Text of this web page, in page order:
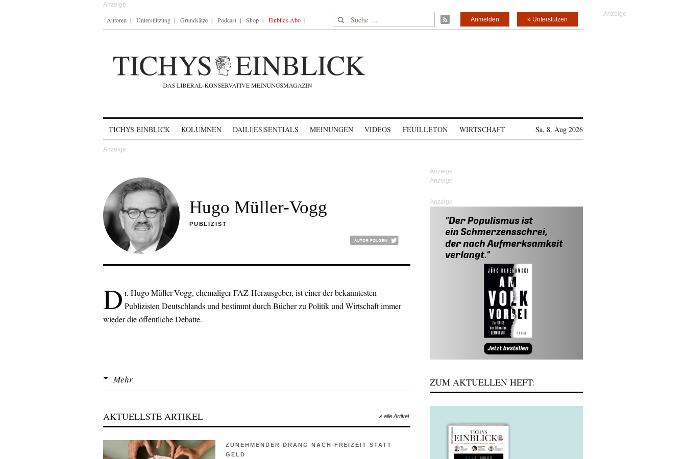
Autoren Unterstützung Grundsätze Podcast Shop Einblick-Abo Suche nach: » Unterstützen
Anmelden
TICHYS EINBLICK KOLUMNEN DAILI|ES|SENTIALS MEINUNGEN VIDEOS FEUILLETON WIRTSCHAFT Sa, 8. Aug 2026
Hugo Müller-Vogg
PUBLIZIST
D r. Hugo Müller-Vogg, ehemaliger FAZ-Herausgeber, ist einer der bekanntesten
Publizisten Deutschlands und bestimmt durch Bücher zu Politik und Wirtschaft immer
wieder die öffentliche Debatte.
Mehr
AKTUELLSTE ARTIKEL » alle Artikel
ZUNEHMENDER DRANG NACH FREIZEIT STATT
GELD
Anzeige
ZUM AKTUELLEN HEFT: